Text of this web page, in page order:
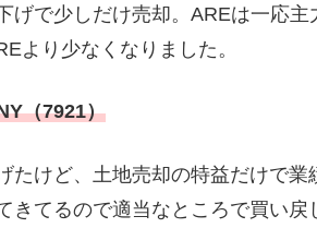
げで少しだけ売却。AREは一応
より少なくなりました。
（7921）
たけど、土地売却の特益だけで
きてるので適当なところで買い戻